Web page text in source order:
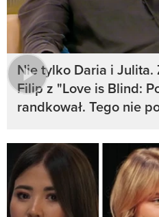
Nie tylko Daria i Julita.
Filip z "Love is Blind:
randkował. Tego nie